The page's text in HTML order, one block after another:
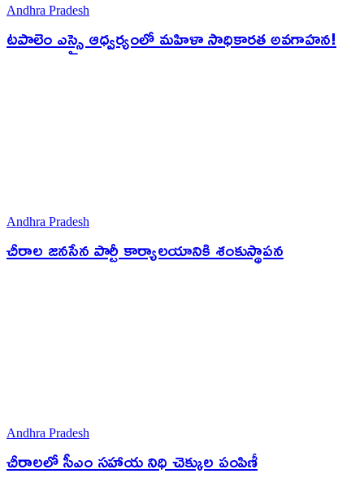
Andhra Pradesh
టపాలెం ఎస్సై ఆధ్వర్యంలో మహిళా సాధికారత అవగాహన!
Andhra Pradesh
చీరాల జనసేన పార్టీ కార్యాలయానికి శంకుస్థాపన
Andhra Pradesh
చీరాలలో సీఎం సహాయ నిధి చెక్కుల పంపిణీ